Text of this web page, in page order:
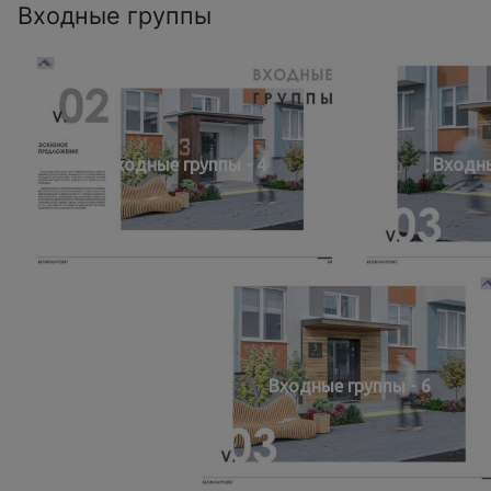
Входные группы
Входные группы - 4
Входные группы - 6